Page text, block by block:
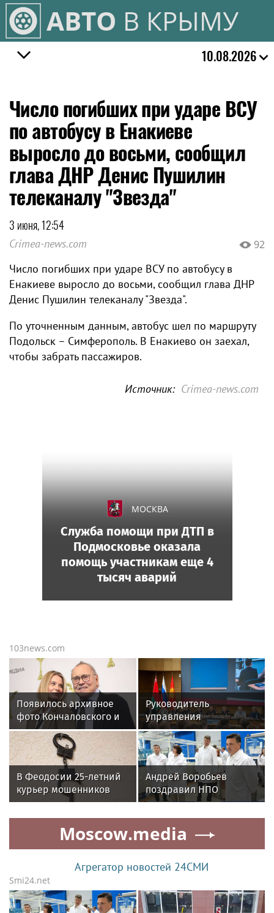
АВТО В КРЫМУ
10.08.2026
Число погибших при ударе ВСУ
по автобусу в Енакиеве
выросло до восьми, сообщил
глава ДНР Денис Пушилин
телеканалу "Звезда"
3 июня, 12:54
Crimea-news.com 92
Число погибших при ударе ВСУ по автобусу в
Енакиеве выросло до восьми, сообщил глава ДНР
Денис Пушилин телеканалу "Звезда".
По уточненным данным, автобус шел по маршруту
Подольск – Симферополь. В Енакиево он заехал,
чтобы забрать пассажиров.
Источник: Crimea-news.com
103news.com
Появилось архивное
фото Кончаловского и
Высоцкой на отдыхе у
бассейна в Италии
Руководитель
управления
вневедомственной
охраны Росгвардии по
Красноярскому краю
принял участие во
Всероссийском
совещании-семинаре в
В Феодосии 25-летний
курьер мошенников
похитил у пенсионера
1,8 млн рублей
Андрей Воробьев
поздравил НПО
«Энергомаш» с 80-
летием и вручил
награды
Moscow.media
Агрегатор новостей 24СМИ
Smi24.net
МОСКВА
Служба помощи при ДТП в
Подмосковье оказала
помощь участникам еще 4
тысяч аварий